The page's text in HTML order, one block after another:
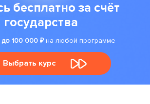
бесплатно за счёт
государства
до 100 000 ₽на любой программе
Выбрать курс